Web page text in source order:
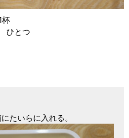
ひとつ
たいらに入れる。